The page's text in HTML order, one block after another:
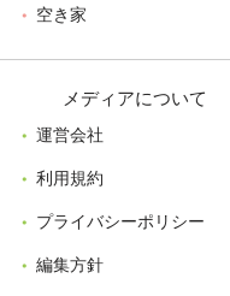
空き家
メディアについて
運営会社
利用規約
プライバシーポリシー
編集方針